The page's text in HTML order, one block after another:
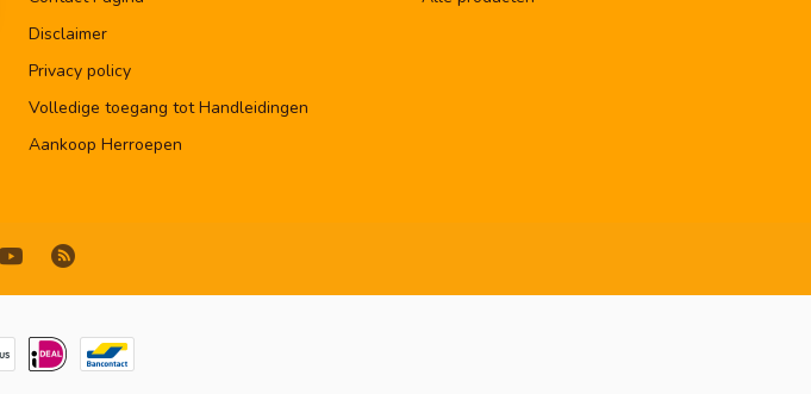
Disclaimer
Privacy policy
Volledige toegang tot Handleidingen
Aankoop Herroepen